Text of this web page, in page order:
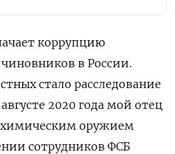
коррупцию
в России.
стало расследование
2020 года мой отец
оружием
сотрудников ФСБ